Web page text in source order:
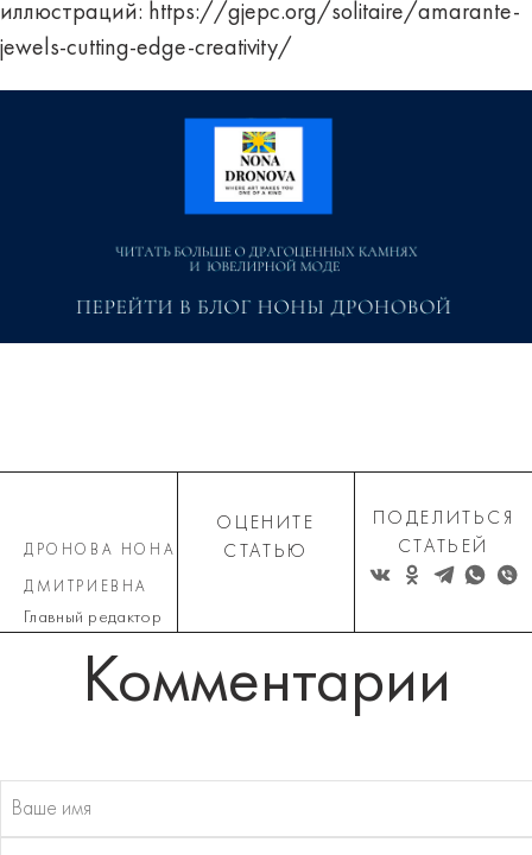
иллюстраций: https://gjepc.org/solitaire/amarante-
jewels-cutting-edge-creativity/
ДРОНОВА НОНА
ДМИТРИЕВНА
Главный редактор
ОЦЕНИТЕ
СТАТЬЮ
ПОДЕЛИТЬСЯ
СТАТЬЕЙ
Комментарии